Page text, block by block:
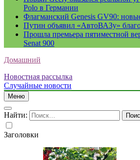
Polo в Германии
Флагманский Genesis GV90:
Путин объявил «АвтоВАЗу»
Прошла премьера пятиместной
Senat 900
Домашний
Новостная рассылка
Случайные новости
Меню
Найти:
Заголовки